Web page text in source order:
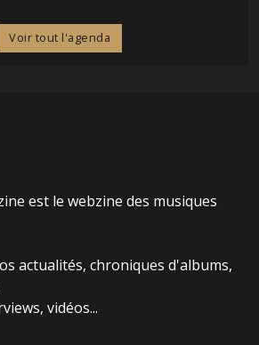
Voir tout l'agenda
est le webzine des musiques
actualités, chroniques d'albums,
vidéos...